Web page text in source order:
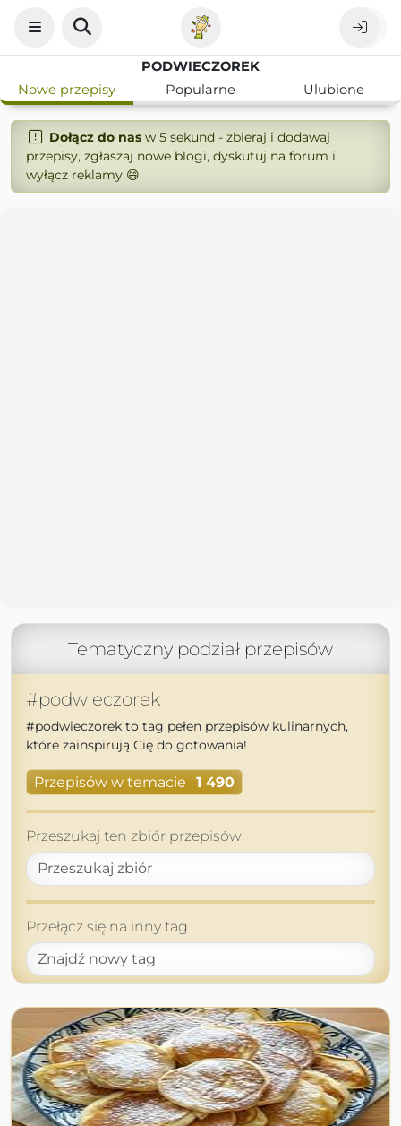
PODWIECZOREK
Nowe przepisy
Popularne Ulubione
Dołącz do nasw 5 sekund - zbieraj i dodawaj
przepisy, zgłaszaj nowe blogi, dyskutuj na forum i
wyłącz reklamy 😄
Tematyczny podział przepisów
#podwieczorek
#podwieczorek to tag pełen przepisów kulinarnych,
które zainspirują Cię do gotowania!
Przepisów w temacie 1 490
Przeszukaj ten zbiór przepisów
Przełącz się na inny tag